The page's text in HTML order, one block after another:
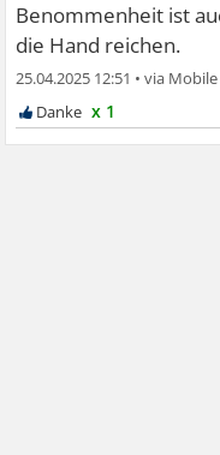
Benommenheit ist
die Hand reichen.
25.04.2025 12:51 •
x 1